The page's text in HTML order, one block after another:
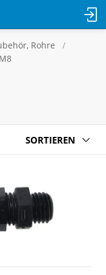
Rohre
SORTIEREN